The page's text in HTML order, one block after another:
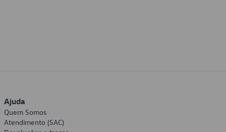
Ajuda
Quem Somos
Atendimento (SAC)